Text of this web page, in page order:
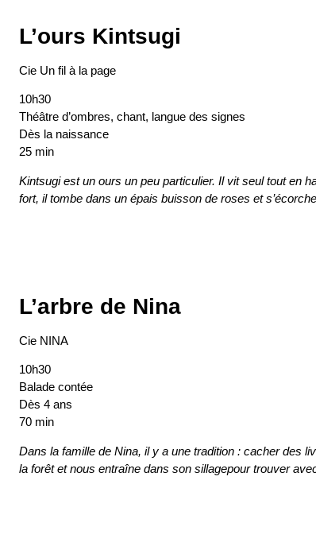
L’ours Kintsugi
Cie Un fil à la page
10h30
Théâtre d’ombres, chant, langue des signes
Dès la naissance
25 min
Kintsugi est un ours un peu particulier. Il vit seul tout en
fort, il tombe dans un épais buisson de roses et
L’arbre de Nina
Cie NINA
10h30
Balade contée
Dès 4 ans
70 min
Dans la famille de Nina, il y a une tradition : cacher des
la forêt et nous entraîne dans son sillagepour trouver